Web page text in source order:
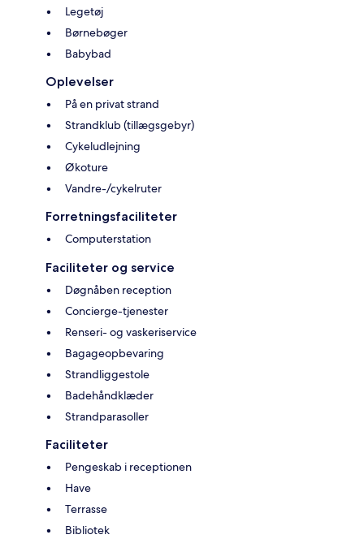
Legetøj
Børnebøger
Babybad
Oplevelser
På en privat strand
Strandklub (tillægsgebyr)
Cykeludlejning
Økoture
Vandre-/cykelruter
Forretningsfaciliteter
Computerstation
Faciliteter og service
Døgnåben reception
Concierge-tjenester
Renseri- og vaskeriservice
Bagageopbevaring
Strandliggestole
Badehåndklæder
Strandparasoller
Faciliteter
Pengeskab i receptionen
Have
Terrasse
Bibliotek